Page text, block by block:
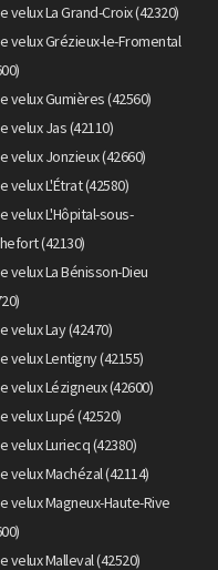
velux La Grand-Croix (42320)
velux Grézieux-le-Fromental
velux Gumières (42560)
velux Jas (42110)
velux Jonzieux (42660)
velux L'Étrat (42580)
velux L'Hôpital-sous-
(42130)
velux La Bénisson-Dieu
velux Lay (42470)
velux Lentigny (42155)
velux Lézigneux (42600)
velux Lupé (42520)
velux Luriecq (42380)
velux Machézal (42114)
velux Magneux-Haute-Rive
velux Malleval (42520)